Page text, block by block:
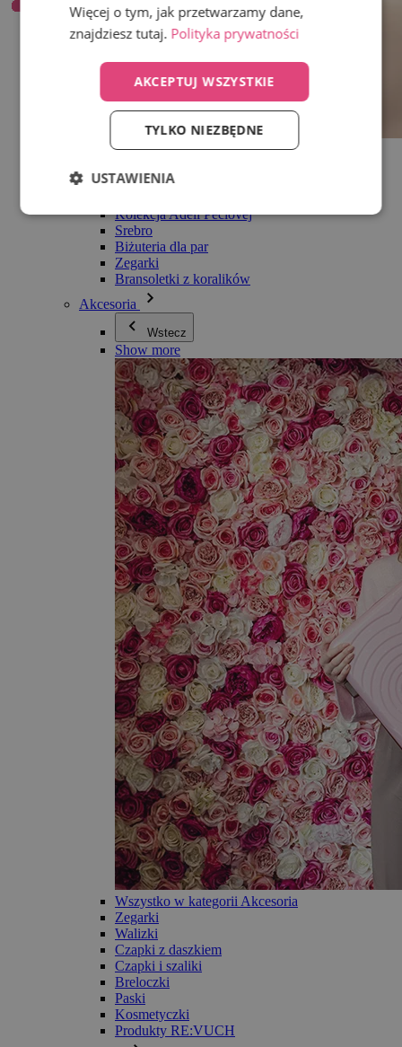
Wszystko w kategorii Biżuteria
Bransoletki
Kolekcja Adéli Pečlovej
Srebro
Biżuteria dla par
Zegarki
Bransoletki z koralików
Akcesoria
Wstecz
Show more
Wszystko w kategorii Akcesoria
Zegarki
Walizki
Czapki z daszkiem
Czapki i szaliki
Breloczki
Paski
Kosmetyczki
Produkty RE:VUCH
Więcej o tym, jak przetwarzamy dane,
znajdziesz tutaj. Polityka prywatności
AKCEPTUJ WSZYSTKIE
TYLKO NIEZBĘDNE
USTAWIENIA